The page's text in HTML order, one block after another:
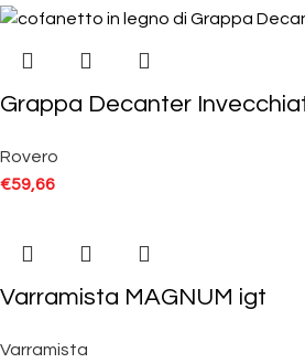
Grappa Decanter
Rovero
€59,66
Varramista MAGNUM igt
Varramista